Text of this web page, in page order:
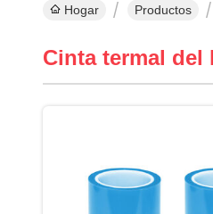
Hogar Productos
Cinta termal del